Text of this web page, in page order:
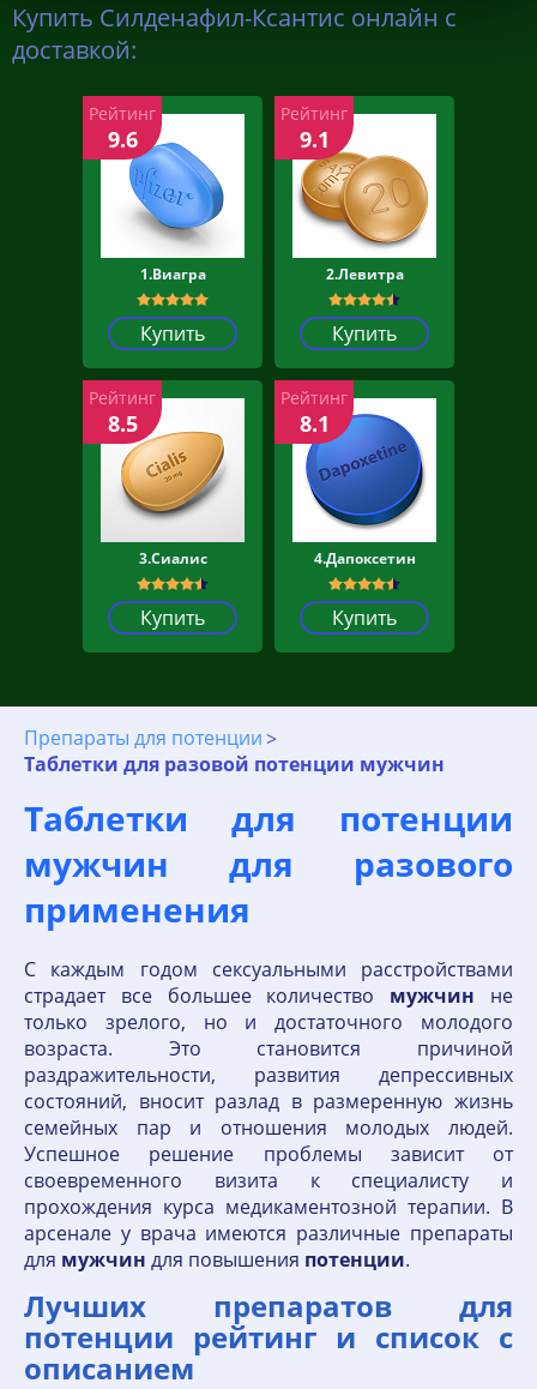
Купить Силденафил-Ксантис онлайн с
доставкой:
1.Виагра
Купить
Рейтинг
9.6
2.Левитра
Купить
Рейтинг
9.1
3.Сиалис
Купить
Рейтинг
8.5
4.Дапоксетин
Купить
Рейтинг
8.1
Препараты для потенции
Таблетки для разовой потенции мужчин
Таблетки для потенции
мужчин для разового
применения
С каждым годом сексуальными расстройствами
страдает все большее количество мужчин не
только зрелого, но и достаточного молодого
возраста. Это становится причиной
раздражительности, развития депрессивных
состояний, вносит разлад в размеренную жизнь
семейных пар и отношения молодых людей.
Успешное решение проблемы зависит от
своевременного визита к специалисту и
прохождения курса медикаментозной терапии. В
арсенале у врача имеются различные препараты
для мужчин для повышения потенции.
Лучших препаратов для
потенции рейтинг и список с
описанием